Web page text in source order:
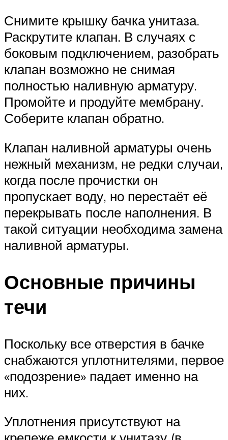
Снимите крышку бачка унитаза.
Раскрутите клапан. В случаях с
боковым подключением, разобрать
клапан возможно не снимая
полностью наливную арматуру.
Промойте и продуйте мембрану.
Соберите клапан обратно.
Клапан наливной арматуры очень
нежный механизм, не редки случаи,
когда после прочистки он
пропускает воду, но перестаёт её
перекрывать после наполнения. В
такой ситуации необходима замена
наливной арматуры.
Основные причины
течи
Поскольку все отверстия в бачке
снабжаются уплотнителями, первое
«подозрение» падает именно на
них.
Уплотнения присутствуют на